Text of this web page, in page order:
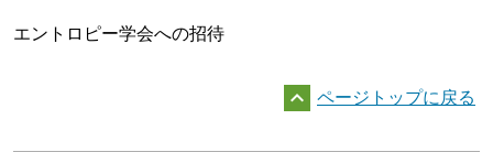
エントロピー学会への招待
 ページトップに戻る